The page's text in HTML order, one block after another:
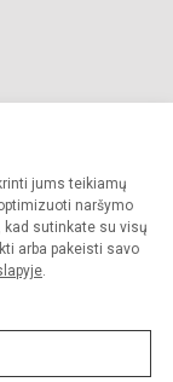
jums teikiamų
naršymo
kad sutinkate su visų
arba pakeisti savo
.
saugomos.
draudžiama.